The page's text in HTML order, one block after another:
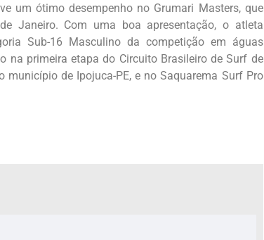
um ótimo desempenho no Grumari Masters, que
Janeiro. Com uma boa apresentação, o atleta
Sub-16 Masculino da competição em águas
na primeira etapa do Circuito Brasileiro de Surf de
de Ipojuca-PE, e no Saquarema Surf Pro